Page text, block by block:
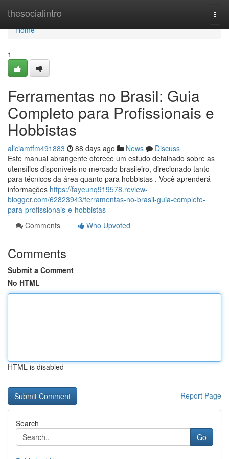
thesocialintro
Home
Home
1
Ferramentas no Brasil: Guia
Completo para Profissionais e
Hobbistas
aliciamtfm491883 88 days ago News
Discuss
Este manual abrangente oferece um estudo detalhado sobre as
utensílios disponíveis no mercado brasileiro, direcionado tanto
para técnicos da área quanto para hobbistas . Você aprenderá
informações https://fayeunq919578.review-
blogger.com/62823943/ferramentas-no-brasil-guia-completo-
para-profissionais-e-hobbistas
Comments
Who Upvoted
Comments
Submit a Comment
No HTML
HTML is disabled
Report Page
Search
Go